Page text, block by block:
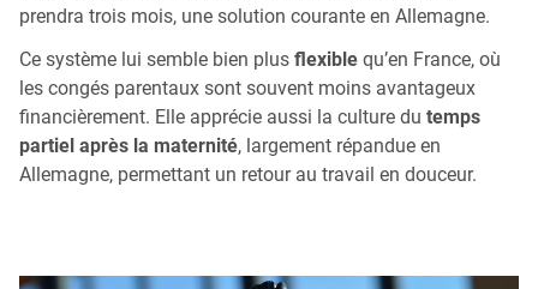
prendra trois mois, une solution courante en Allemagne.
Ce système lui semble bien plus flexible qu’en France, où
les congés parentaux sont souvent moins avantageux
financièrement. Elle apprécie aussi la culture du temps
partiel après la maternité, largement répandue en
Allemagne, permettant un retour au travail en douceur.